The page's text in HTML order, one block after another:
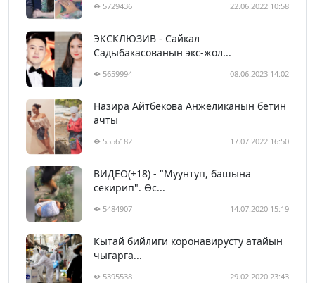
5729436 22.06.2022 10:58
ЭКСКЛЮЗИВ - Сайкал
Садыбакасованын экс-жол...
5659994 08.06.2023 14:02
Назира Айтбекова Анжеликанын бетин
ачты
5556182 17.07.2022 16:50
ВИДЕО(+18) - "Муунтуп, башына
секирип". Өс...
5484907 14.07.2020 15:19
Кытай бийлиги коронавирусту атайын
чыгарга...
5395538 29.02.2020 23:43